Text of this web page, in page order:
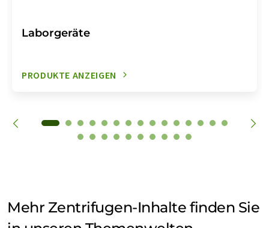
Laborgeräte
PRODUKTE ANZEIGEN
Mehr Zentrifugen-Inhalte finden Sie